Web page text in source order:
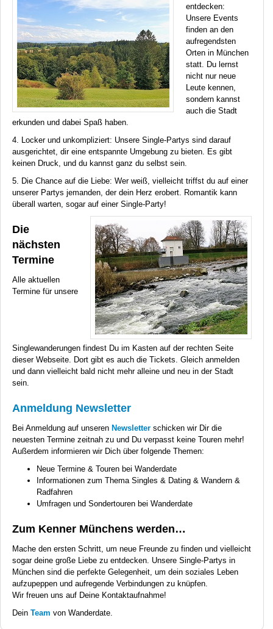
entdecken:
Unsere Events
finden an den
aufregendsten
Orten in München
statt. Du lernst
nicht nur neue
Leute kennen,
sondern kannst
auch die Stadt
erkunden und dabei Spaß haben.
4. Locker und unkompliziert: Unsere Single-Partys sind darauf
ausgerichtet, dir eine entspannte Umgebung zu bieten. Es gibt
keinen Druck, und du kannst ganz du selbst sein.
5. Die Chance auf die Liebe: Wer weiß, vielleicht triffst du auf einer
unserer Partys jemanden, der dein Herz erobert. Romantik kann
überall warten, sogar auf einer Single-Party!
Die
nächsten
Termine
Alle aktuellen
Termine für unsere
Singlewanderungen findest Du im Kasten auf der rechten Seite
dieser Webseite. Dort gibt es auch die Tickets. Gleich anmelden
und dann vielleicht bald nicht mehr alleine und neu in der Stadt
sein.
Anmeldung Newsletter
Bei Anmeldung auf unseren Newsletter schicken wir Dir die
neuesten Termine zeitnah zu und Du verpasst keine Touren mehr!
Außerdem informieren wir Dich über folgende Themen:
Neue Termine & Touren bei Wanderdate
Informationen zum Thema Singles & Dating & Wandern &
Radfahren
Umfragen und Sondertouren bei Wanderdate
Zum Kenner Münchens werden…
Mache den ersten Schritt, um neue Freunde zu finden und vielleicht
sogar deine große Liebe zu entdecken. Unsere Single-Partys in
München sind die perfekte Gelegenheit, um dein soziales Leben
aufzupeppen und aufregende Verbindungen zu knüpfen.
Wir freuen uns auf Deine Kontaktaufnahme!
Dein Team von Wanderdate.